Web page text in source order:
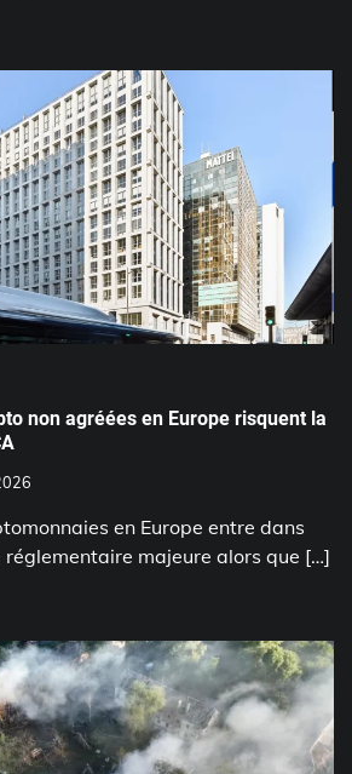
non agréées en Europe risquent la
en Europe entre dans
réglementaire majeure alors que […]